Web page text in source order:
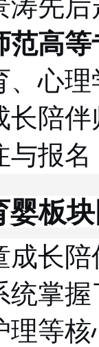
范高
、心
长陪
与报
板
长
统掌
等